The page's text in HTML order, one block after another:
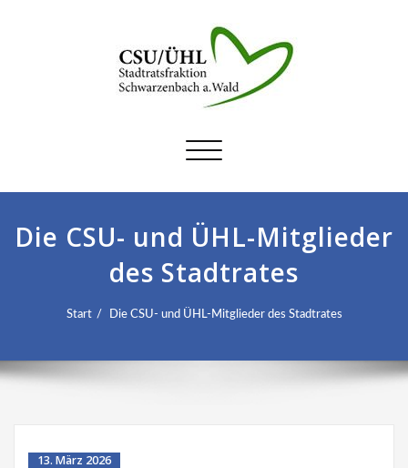
Schalte
Die CSU- und ÜHL-Mitglieder
des Stadtrates
Start Die CSU- und ÜHL-Mitglieder des Stadtrates
13. März 2026